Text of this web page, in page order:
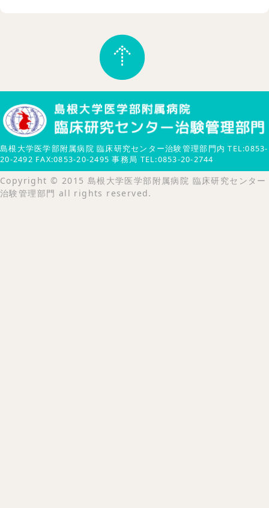
島根大学医学部附属病院 臨床研究センター治験管理部門内 TEL:0853-
20-2492 FAX:0853-20-2495 事務局 TEL:0853-20-2744
Copyright © 2015 島根大学医学部附属病院 臨床研究センター
治験管理部門 all rights reserved.